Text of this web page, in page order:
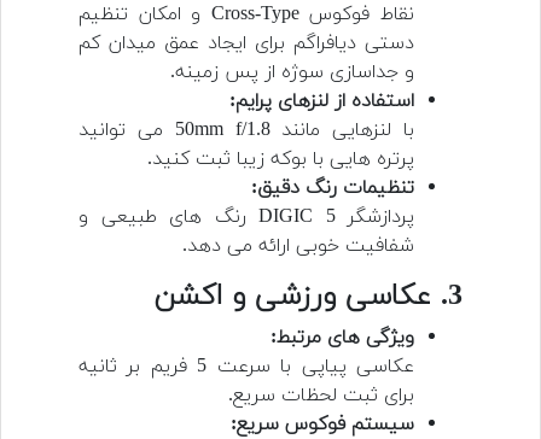
نقاط فوکوس Cross-Type و امکان تنظیم
دستی دیافراگم برای ایجاد عمق میدان کم
و جداسازی سوژه از پس زمینه.
استفاده از لنزهای پرایم:
با لنزهایی مانند 50mm f/1.8 می توانید
پرتره هایی با بوکه زیبا ثبت کنید.
تنظیمات رنگ دقیق:
پردازشگر DIGIC 5 رنگ های طبیعی و
شفافیت خوبی ارائه می دهد.
3. عکاسی ورزشی و اکشن
ویژگی های مرتبط:
عکاسی پیاپی با سرعت 5 فریم بر ثانیه
برای ثبت لحظات سریع.
سیستم فوکوس سریع: